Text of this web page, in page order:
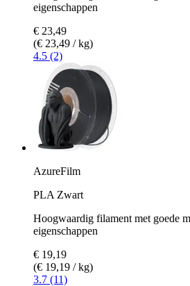
eigenschappen
€ 23,49
(€ 23,49 / kg)
4.5 (2)
AzureFilm
PLA Zwart
Hoogwaardig filament met goede
eigenschappen
€ 19,19
(€ 19,19 / kg)
3.7 (11)